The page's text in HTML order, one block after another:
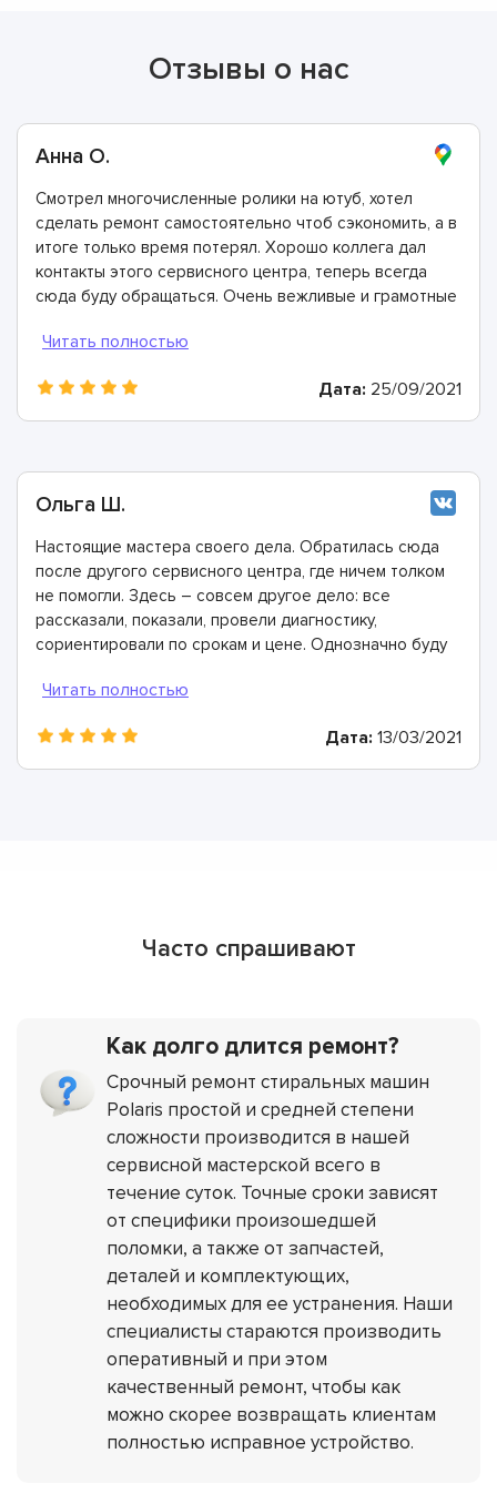
Отзывы о нас
Анна О.
Смотрел многочисленные ролики на ютуб, хотел
сделать ремонт самостоятельно чтоб сэкономить, а в
итоге только время потерял. Хорошо коллега дал
контакты этого сервисного центра, теперь всегда
сюда буду обращаться. Очень вежливые и грамотные
гарантию.
Дата: 25/09/2021
Ольга Ш.
Настоящие мастера своего дела. Обратилась сюда
после другого сервисного центра, где ничем толком
не помогли. Здесь – совсем другое дело: все
рассказали, показали, провели диагностику,
сориентировали по срокам и цене. Однозначно буду
Дата: 13/03/2021
Часто спрашивают
Как долго длится ремонт?
Срочный ремонт стиральных машин
Polaris простой и средней степени
сложности производится в нашей
сервисной мастерской всего в
течение суток. Точные сроки зависят
от специфики произошедшей
поломки, а также от запчастей,
деталей и комплектующих,
необходимых для ее устранения. Наши
специалисты стараются производить
оперативный и при этом
качественный ремонт, чтобы как
можно скорее возвращать клиентам
полностью исправное устройство.